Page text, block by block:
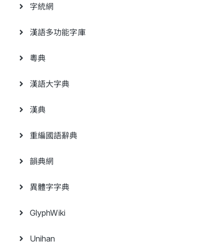
字統網
漢語多功能字庫
粵典
漢語大字典
漢典
重編國語辭典
韻典網
異體字字典
GlyphWiki
Unihan